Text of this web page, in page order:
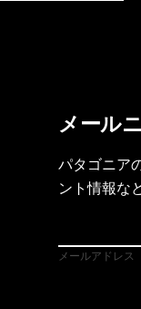
メール
パタゴニア
ント情報な
メールアドレス